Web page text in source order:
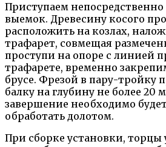
Приступаем
выемок. Древесину косого
расположить на козлах,
трафарет, совмещая
проступи на опоре с линией
трафарете, временно
брусе. Фрезой в пару-тройку
балку на глубину не более 20
завершение необходимо
обработать долотом.
При сборке установки, торцы